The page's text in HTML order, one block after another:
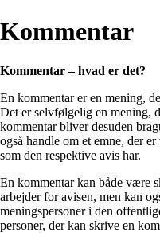
Kommentar
Kommentar – hvad er det?
En kommentar er en mening,
Det er selvfølgelig en mening,
kommentar bliver desuden
også handle om et emne, der
som den respektive avis har.
En kommentar kan både være
arbejder for avisen, men kan
meningspersoner i den
personer, der kan skrive en